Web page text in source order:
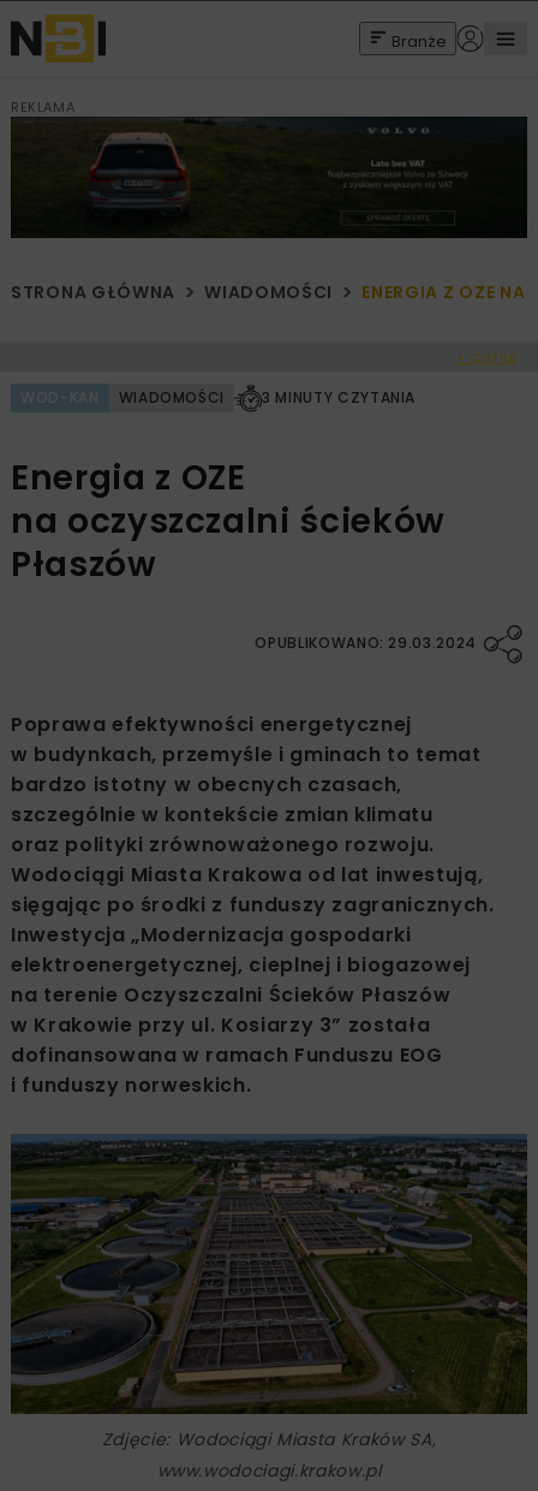
Branże
REKLAMA
STRONA GŁÓWNA WIADOMOŚCI ENERGIA Z OZE
< Cofnij
WOD-KAN WIADOMOŚCI 3 MINUTY CZYTANIA
Energia z OZE
na oczyszczalni ścieków
Płaszów
OPUBLIKOWANO: 29.03.2024
Poprawa efektywności energetycznej
w budynkach, przemyśle i gminach to temat
bardzo istotny w obecnych czasach,
szczególnie w kontekście zmian klimatu
oraz polityki zrównoważonego rozwoju.
Wodociągi Miasta Krakowa od lat inwestują,
sięgając po środki z funduszy zagranicznych.
Inwestycja „Modernizacja gospodarki
elektroenergetycznej, cieplnej i biogazowej
na terenie Oczyszczalni Ścieków Płaszów
w Krakowie przy ul. Kosiarzy 3” została
dofinansowana w ramach Funduszu EOG
i funduszy norweskich.
Zdjęcie: Wodociągi Miasta Kraków SA,
www.wodociagi.krakow.pl